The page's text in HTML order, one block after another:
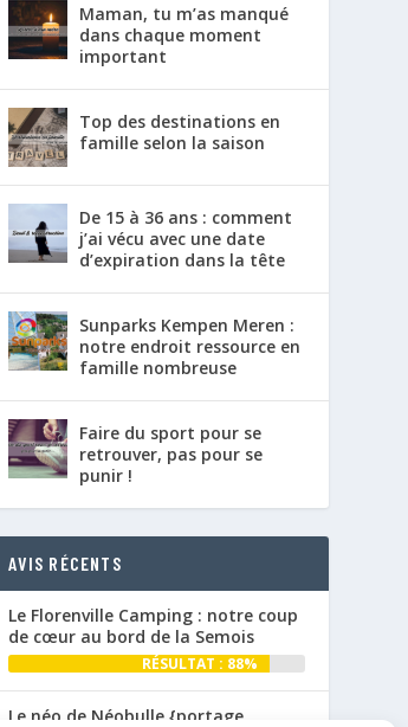
Maman, tu m’as manqué
dans chaque moment
important
Top des destinations en
famille selon la saison
De 15 à 36 ans : comment
j’ai vécu avec une date
d’expiration dans la tête
Sunparks Kempen Meren :
notre endroit ressource en
famille nombreuse
Faire du sport pour se
retrouver, pas pour se
punir !
AVIS RÉCENTS
Le Florenville Camping : notre coup
de cœur au bord de la Semois
RÉSULTAT : 88%
Le néo de Néobulle {portage